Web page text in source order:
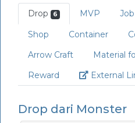
Drop 6 MVP Job
Shop
Container
Arrow Craft Material
Reward
External
Drop dari Monster